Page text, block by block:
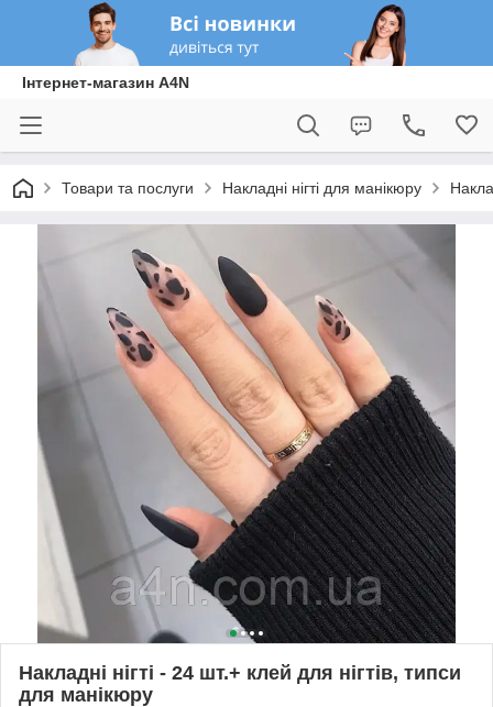
Інтернет-магазин A4N
Товари та послуги Накладні нігті для манікюру
Накладні нігті - 24 шт.+ клей для нігтів, типси
для манікюру